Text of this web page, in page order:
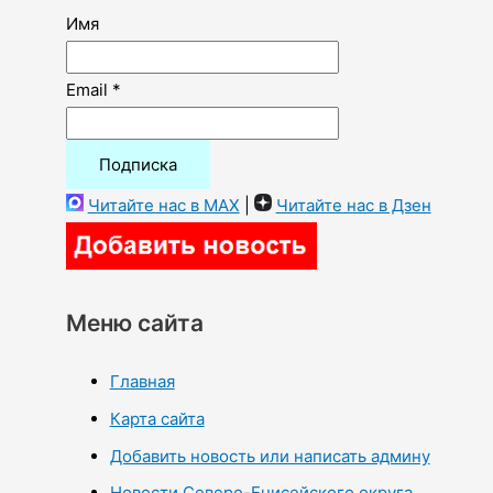
Имя
Email *
Читайте нас в MAX Читайте нас в Дзен
Меню сайта
Главная
Карта сайта
Добавить новость или написать админу